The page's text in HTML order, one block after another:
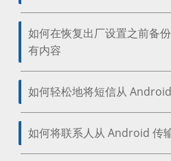
如何在恢复出厂设置之前备
有内容
如何轻松地将短信从
如何将联系人从 Android 传